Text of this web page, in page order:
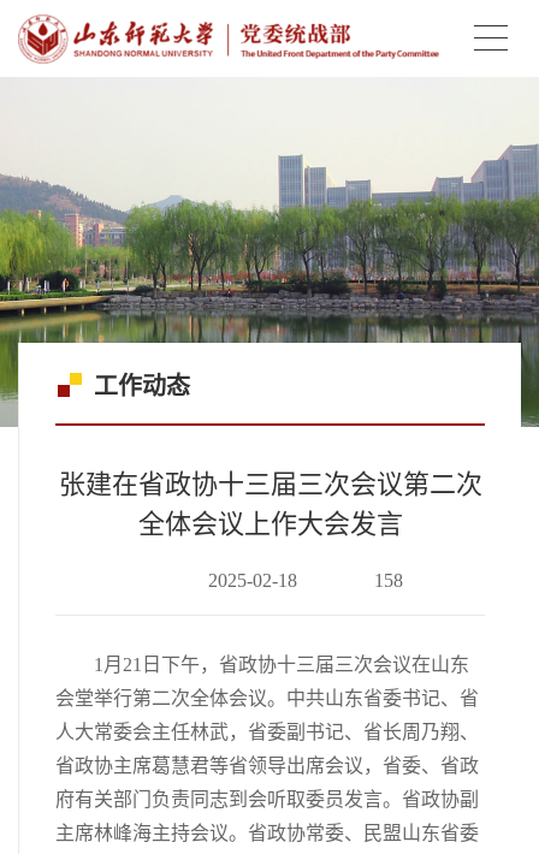
工作动态
张建在省政协十三届三次会议第二次
全体会议上作大会发言
2025-02-18 158
1月21日下午，省政协十三届三次会议在山东
会堂举行第二次全体会议。中共山东省委书记、省
人大常委会主任林武，省委副书记、省长周乃翔、
省政协主席葛慧君等省领导出席会议，省委、省政
府有关部门负责同志到会听取委员发言。省政协副
主席林峰海主持会议。省政协常委、民盟山东省委